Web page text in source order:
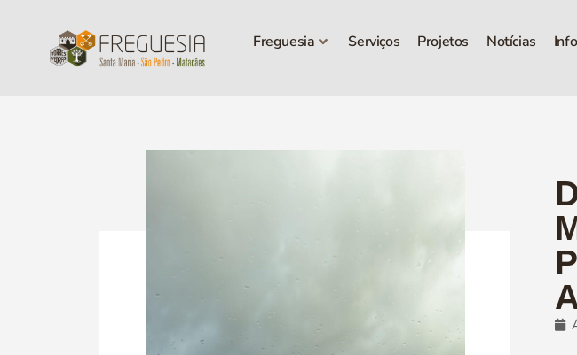
Freguesia Serviços Projetos Notícias